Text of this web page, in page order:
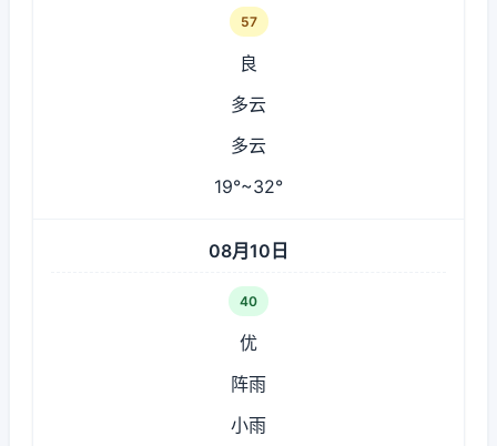
57
良
多云
多云
19°~32°
08月10日
40
优
阵雨
小雨